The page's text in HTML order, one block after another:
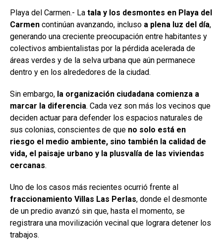
Playa del Carmen.- La tala y los desmontes en Playa del
Carmen continúan avanzando, incluso a plena luz del día,
generando una creciente preocupación entre habitantes y
colectivos ambientalistas por la pérdida acelerada de
áreas verdes y de la selva urbana que aún permanece
dentro y en los alrededores de la ciudad.
Sin embargo, la organización ciudadana comienza a
marcar la diferencia. Cada vez son más los vecinos que
deciden actuar para defender los espacios naturales de
sus colonias, conscientes de que no solo está en
riesgo el medio ambiente, sino también la calidad de
vida, el paisaje urbano y la plusvalía de las viviendas
cercanas.
Uno de los casos más recientes ocurrió frente al
fraccionamiento Villas Las Perlas, donde el desmonte
de un predio avanzó sin que, hasta el momento, se
registrara una movilización vecinal que lograra detener los
trabajos.